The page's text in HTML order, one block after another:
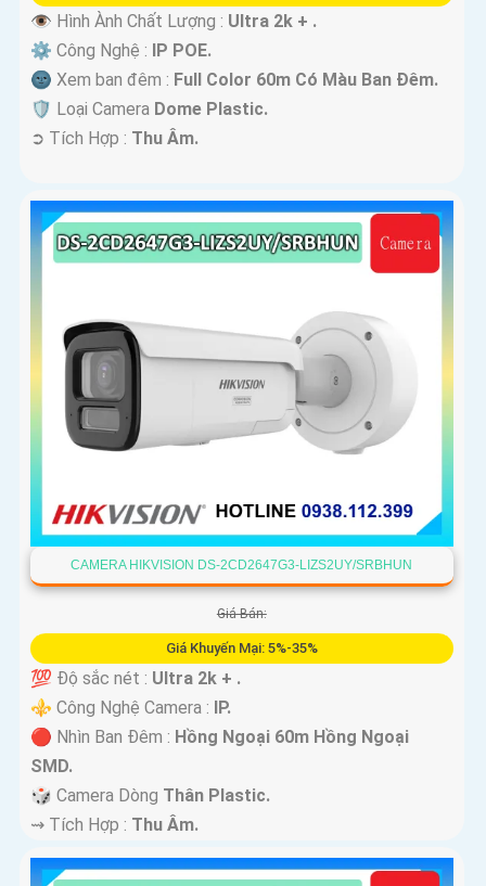
👁 Hình Ành Chất Lượng : Ultra 2k + .
⚙ Công Nghệ : IP POE.
🌚 Xem ban đêm : Full Color 60m Có Màu Ban Ðêm.
🛡 Loại Camera Dome Plastic.
️➲ Tích Hợp : Thu Âm.
CAMERA HIKVISION DS-2CD2647G3-LIZS2UY/SRBHUN
Giá Bán:
Giá Khuyến Mại: 5%-35%
💯 Độ sắc nét : Ultra 2k + .
⚜️ Công Nghệ Camera : IP.
🔴 Nhìn Ban Đêm : Hồng Ngoại 60m Hồng Ngoại
SMD.
🎲 Camera Dòng Thân Plastic.
️⇝ Tích Hợp : Thu Âm.